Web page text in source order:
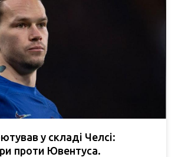
у складі Челсі:
проти Ювентуса.